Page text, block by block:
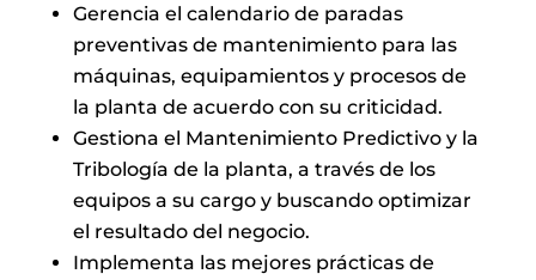
Gerencia el calendario de paradas
preventivas de mantenimiento para las
máquinas, equipamientos y procesos de
la planta de acuerdo con su criticidad.
Gestiona el Mantenimiento Predictivo y la
Tribología de la planta, a través de los
equipos a su cargo y buscando optimizar
el resultado del negocio.
Implementa las mejores prácticas de